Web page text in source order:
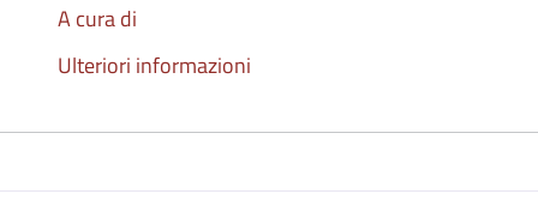
A cura di
Ulteriori informazioni